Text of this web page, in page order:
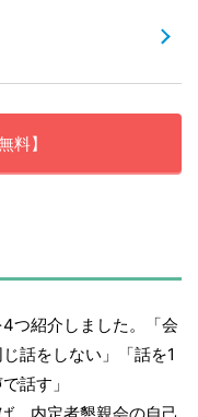
料】
つ紹介しました。「会
話をしない」「話を1
話す」